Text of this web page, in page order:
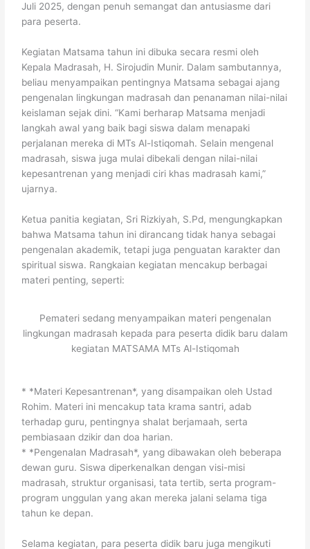
Juli 2025, dengan penuh semangat dan antusiasme dari
para peserta.
Kegiatan Matsama tahun ini dibuka secara resmi oleh
Kepala Madrasah, H. Sirojudin Munir. Dalam sambutannya,
beliau menyampaikan pentingnya Matsama sebagai ajang
pengenalan lingkungan madrasah dan penanaman nilai-nilai
keislaman sejak dini. “Kami berharap Matsama menjadi
langkah awal yang baik bagi siswa dalam menapaki
perjalanan mereka di MTs Al-Istiqomah. Selain mengenal
madrasah, siswa juga mulai dibekali dengan nilai-nilai
kepesantrenan yang menjadi ciri khas madrasah kami,”
ujarnya.
Ketua panitia kegiatan, Sri Rizkiyah, S.Pd, mengungkapkan
bahwa Matsama tahun ini dirancang tidak hanya sebagai
pengenalan akademik, tetapi juga penguatan karakter dan
spiritual siswa. Rangkaian kegiatan mencakup berbagai
materi penting, seperti:
Pemateri sedang menyampaikan materi pengenalan
lingkungan madrasah kepada para peserta didik baru dalam
kegiatan MATSAMA MTs Al-Istiqomah
* *Materi Kepesantrenan*, yang disampaikan oleh Ustad
Rohim. Materi ini mencakup tata krama santri, adab
terhadap guru, pentingnya shalat berjamaah, serta
pembiasaan dzikir dan doa harian.
* *Pengenalan Madrasah*, yang dibawakan oleh beberapa
dewan guru. Siswa diperkenalkan dengan visi-misi
madrasah, struktur organisasi, tata tertib, serta program-
program unggulan yang akan mereka jalani selama tiga
tahun ke depan.
Selama kegiatan, para peserta didik baru juga mengikuti